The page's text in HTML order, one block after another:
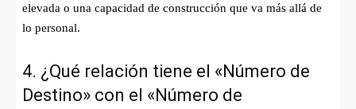
elevada o una capacidad de construcción que va más allá de
lo personal.
4. ¿Qué relación tiene el «Número de
Destino» con el «Número de